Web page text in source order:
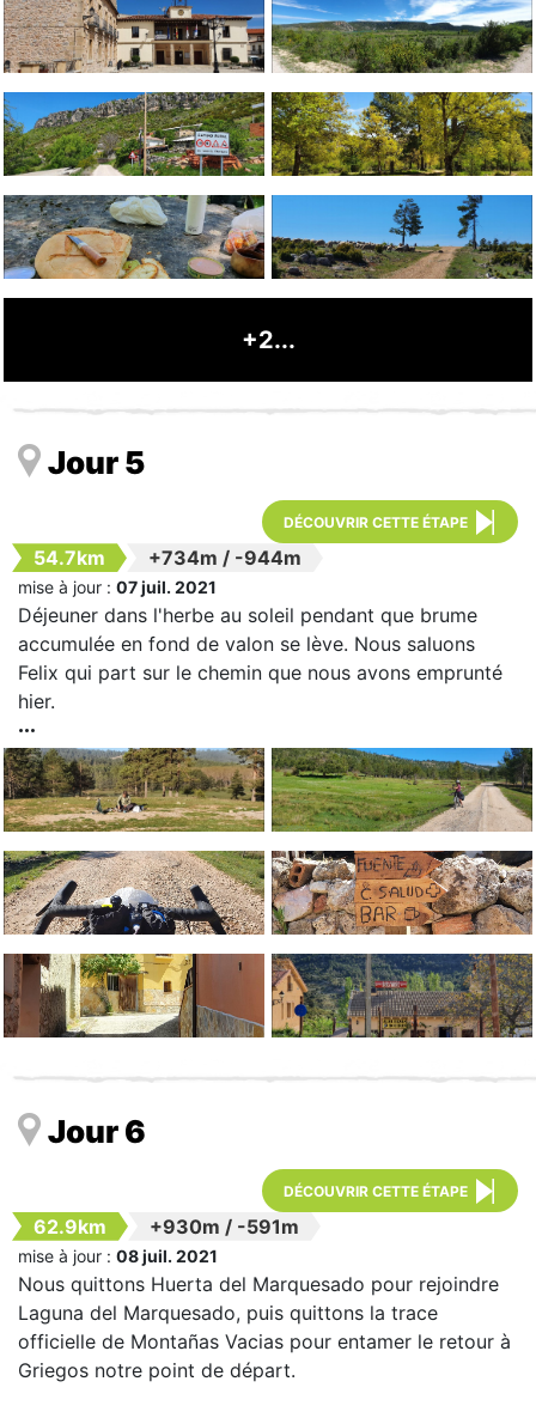
+2...
Jour 5
DÉCOUVRIR CETTE ÉTAPE
54.7km +734m / -944m
mise à jour : 07 juil. 2021
Déjeuner dans l'herbe au soleil pendant que brume
accumulée en fond de valon se lève. Nous saluons
Felix qui part sur le chemin que nous avons emprunté
hier.
Jour 6
DÉCOUVRIR CETTE ÉTAPE
62.9km +930m / -591m
mise à jour : 08 juil. 2021
Nous quittons Huerta del Marquesado pour rejoindre
Laguna del Marquesado, puis quittons la trace
officielle de Montañas Vacias pour entamer le retour à
Griegos notre point de départ.